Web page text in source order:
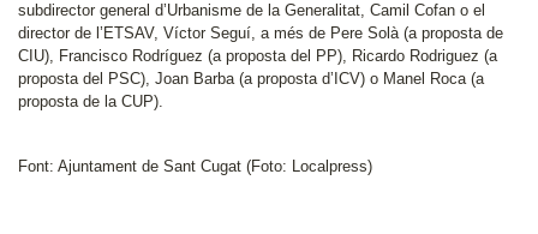
subdirector general d’Urbanisme de la Generalitat, Camil Cofan o el
director de l’ETSAV, Víctor Seguí, a més de Pere Solà (a proposta de
CIU), Francisco Rodríguez (a proposta del PP), Ricardo Rodriguez (a
proposta del PSC), Joan Barba (a proposta d’ICV) o Manel Roca (a
proposta de la CUP).
Font: Ajuntament de Sant Cugat (Foto: Localpress)